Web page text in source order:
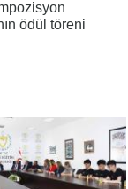
ödül töreni